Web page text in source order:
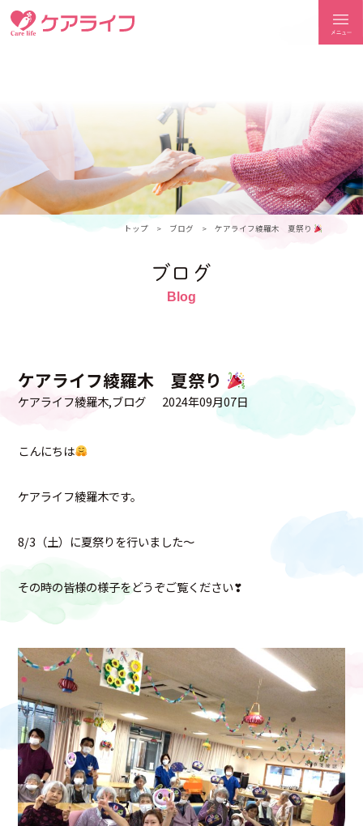
トップ ブログ ケアライフ綾羅木 夏祭り
ブログ
ケアライフ綾羅木 夏祭り
ケアライフ綾羅木 ブログ 2024年09月07日
こんにちは
ケアライフ綾羅木です。
8/3（土）に夏祭りを行いました～
その時の皆様の様子をどうぞご覧ください❣